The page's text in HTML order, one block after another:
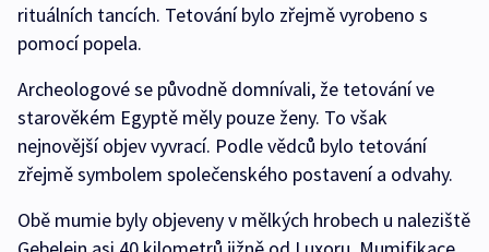
rituálních tancích. Tetování bylo zřejmě vyrobeno s
pomocí popela.
Archeologové se původně domnívali, že tetování ve
starověkém Egyptě měly pouze ženy. To však
nejnovější objev vyvrací. Podle vědců bylo tetování
zřejmě symbolem společenského postavení a odvahy.
Obě mumie byly objeveny v mělkých hrobech u naleziště